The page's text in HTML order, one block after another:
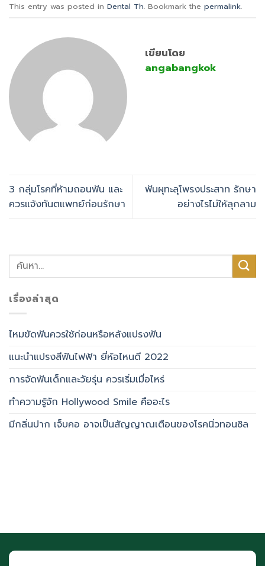
This entry was posted in Dental Th. Bookmark the permalink.
เขียนโดย
angabangkok
3 กลุ่มโรคที่ห้ามถอนฟัน และ
ควรแจ้งทันตแพทย์ก่อนรักษา
ฟันผุทะลุโพรงประสาท รักษา
อย่างไรไม่ให้ลุกลาม
เรื่องล่าสุด
ไหมขัดฟันควรใช้ก่อนหรือหลังแปรงฟัน
แนะนำแปรงสีฟันไฟฟ้า ยี่ห้อไหนดี 2022
การจัดฟันเด็กและวัยรุ่น ควรเริ่มเมื่อไหร่
ทำความรู้จัก Hollywood Smile คืออะไร
มีกลิ่นปาก เจ็บคอ อาจเป็นสัญญาณเตือนของโรคนิ่วทอนซิล